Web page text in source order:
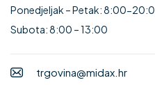
Ponedjeljak – Petak: 8:00-
Subota: 8:00 – 13:00
trgovina@midax.hr